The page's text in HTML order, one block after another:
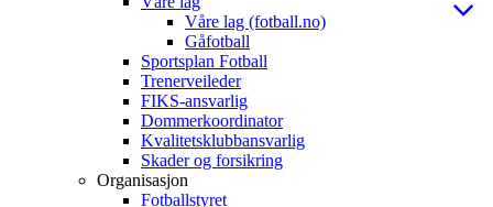
Våre lag (fotball.no)
Gåfotball
Sportsplan Fotball
Trenerveileder
FIKS-ansvarlig
Dommerkoordinator
Kvalitetsklubbansvarlig
Skader og forsikring
Organisasjon
Fotballstyret